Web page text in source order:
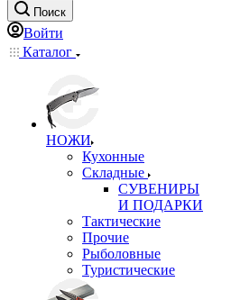
Поиск
Войти
Каталог
НОЖИ
Кухонные
Складные
СУВЕНИРЫ
И ПОДАРКИ
Тактические
Прочие
Рыболовные
Туристические